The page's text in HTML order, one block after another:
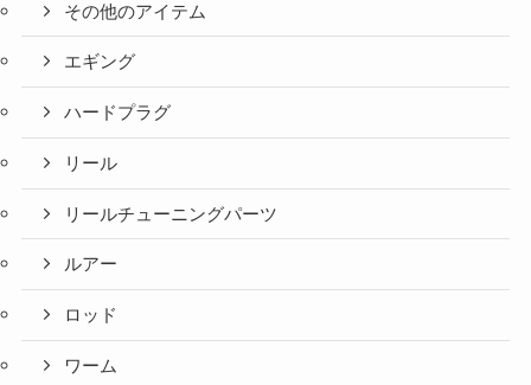
その他のアイテム
エギング
ハードプラグ
リール
リールチューニングパーツ
ルアー
ロッド
ワーム